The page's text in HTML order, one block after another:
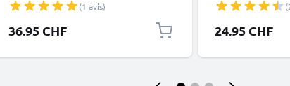
M863, M853, Kodak KLIC-7001,
M340, M320 - Avec chargeur et câble
d'alimentation
(1 avis)
36.95 CHF
700mAh de
24.95 CHF